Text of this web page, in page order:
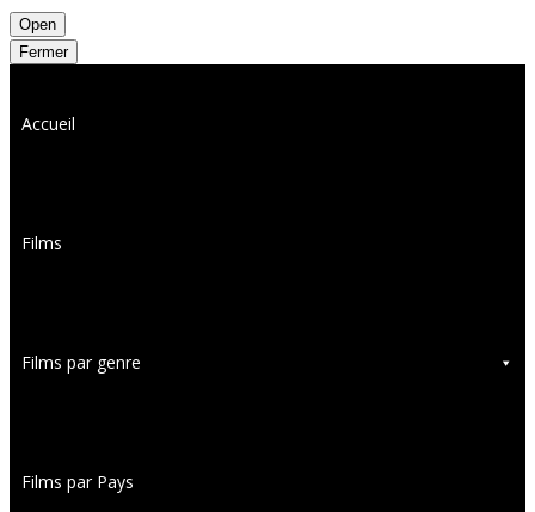
Open
Fermer
Accueil
Films
Films par genre
Films par Pays